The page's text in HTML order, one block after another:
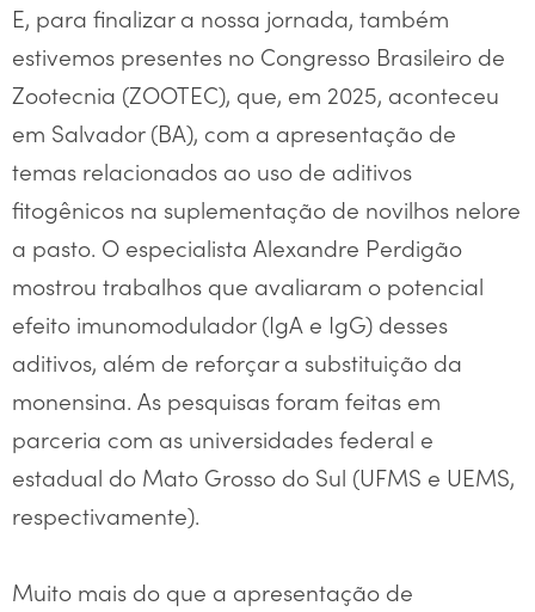
E, para finalizar a nossa jornada, também
estivemos presentes no Congresso Brasileiro de
Zootecnia (ZOOTEC), que, em 2025, aconteceu
em Salvador (BA), com a apresentação de
temas relacionados ao uso de aditivos
fitogênicos na suplementação de novilhos nelore
a pasto. O especialista Alexandre Perdigão
mostrou trabalhos que avaliaram o potencial
efeito imunomodulador (IgA e IgG) desses
aditivos, além de reforçar a substituição da
monensina. As pesquisas foram feitas em
parceria com as universidades federal e
estadual do Mato Grosso do Sul (UFMS e UEMS,
respectivamente).
Muito mais do que a apresentação de